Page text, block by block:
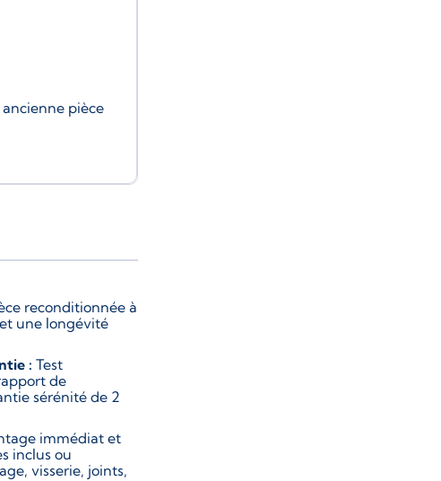
pièce
reconditionnée à
une longévité
: Test
de
sérénité de 2
immédiat et
inclus ou
visserie, joints,